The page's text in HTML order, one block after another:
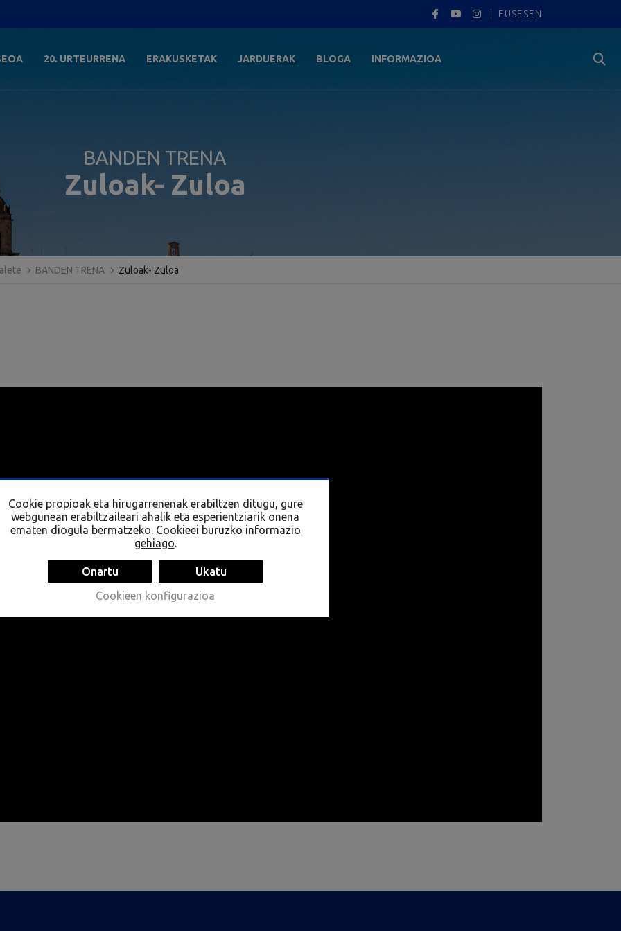
EUSESEN
20. URTEURRENA ERAKUSKETAK JARDUERAK BLOGA INFORMAZIOA
BANDEN TRENA
Zuloak- Zuloa
BANDEN TRENA Zuloak- Zuloa
Cookie propioak eta hirugarrenenak erabiltzen ditugu, gure
webgunean erabiltzaileari ahalik eta esperientziarik onena
ematen diogula bermatzeko. Cookieei buruzko informazio
gehiago
Onartu
Ukatu
Cookieen konfigurazioa